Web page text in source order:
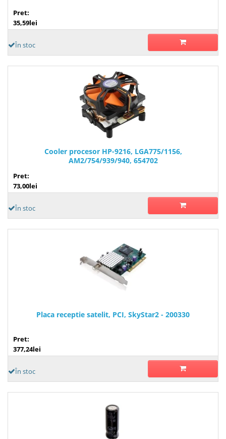
Pret:
35,59lei
În stoc
Cooler procesor HP-9216, LGA775/1156,
AM2/754/939/940, 654702
Pret:
73,00lei
În stoc
Placa receptie satelit, PCI, SkyStar2 - 200330
Pret:
377,24lei
În stoc